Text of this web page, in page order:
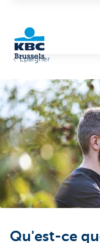
Brussels
Epargner
Qu'est-ce